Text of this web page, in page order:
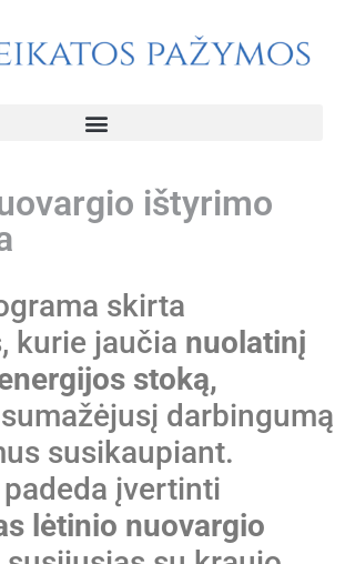
ištyrimo
skirta
kurie jaučia nuolatinį
stoką,
darbingumą
susikaupiant.
įvertinti
lėtinio nuovargio